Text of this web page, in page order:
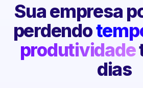
Sua empresa
perdendo
produtividade
dias